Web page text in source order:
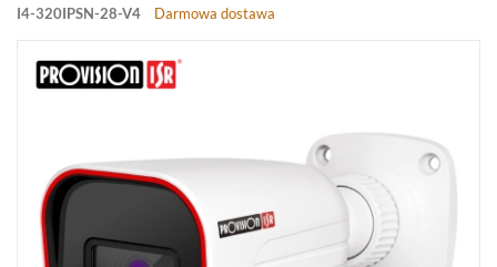
(352)
FISHEYE
KOMPAKTOWE
I4-320IPSN-28-V4 Darmowa dostawa